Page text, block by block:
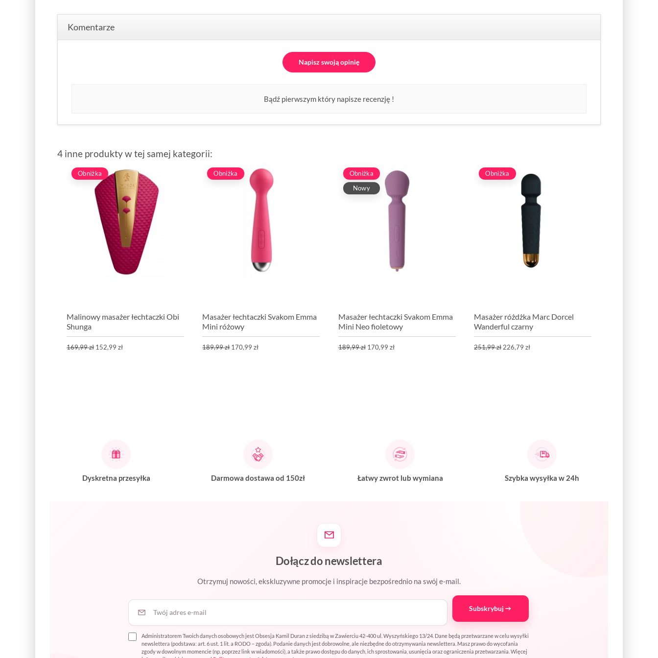
Komentarze
Napisz swoją opinię
Bądź pierwszym który napisze recenzję !
4 inne produkty w tej samej kategorii:
Obniżka
Malinowy masażer łechtaczki Obi
Shunga
169,99 zł 152,99 zł
Obniżka
Masażer łechtaczki Svakom Emma
Mini różowy
189,99 zł 170,99 zł
Obniżka
Nowy
Masażer łechtaczki Svakom Emma
Mini Neo fioletowy
189,99 zł 170,99 zł
Obniżka
Masażer różdżka Marc Dorcel
Wanderful czarny
251,99 zł 226,79 zł
Dyskretna przesyłka Darmowa dostawa od 150zł Łatwy zwrot lub wymiana Szybka wysyłka w 24h
Dołącz do newslettera
Otrzymuj nowości, ekskluzywne promocje i inspiracje bezpośrednio na swój e-mail.
Twój adres e-mail
Subskrybuj
Administratorem Twoich danych osobowych jest Obsesja Kamil Duran z siedzibą w Zawierciu 42-400 ul. Wyszyńskiego 13/24. Dane będą przetwarzane w celu wysyłki
newslettera (podstawa: art. 6 ust. 1 lit. a RODO – zgoda). Podanie danych jest dobrowolne, ale niezbędne do otrzymywania newslettera. Masz prawo do wycofania
zgody w dowolnym momencie (np. poprzez link w wiadomości), a także prawo dostępu do danych, ich sprostowania, usunięcia oraz ograniczenia przetwarzania. Więcej